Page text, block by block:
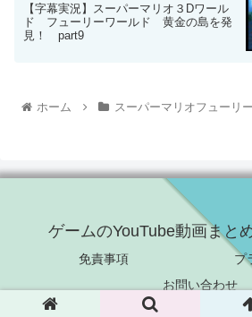
【字幕実況】スーパーマリオ３Dワール
ド フューリーワールド 黄金の島を発
見！ part9
ホーム スーパーマリオフューリ
ゲームのYouTube動画まと
免責事項
プ
お問い合わせ